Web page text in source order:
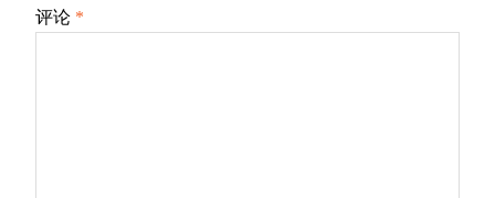
评论 *